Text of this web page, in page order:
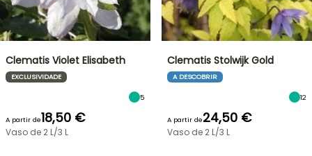
Clematis Violet Elisabeth
EXCLUSIVIDADE
5
A partir de18,50 €
Vaso de 2 L/3 L
Clematis Stolwijk Gold
A DESCOBRIR
12
A partir de24,50 €
Vaso de 2 L/3 L